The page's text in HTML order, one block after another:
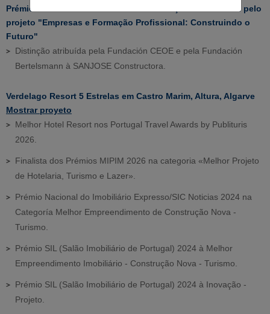
Prémio de Excelência no Ensino e Formação Profissional pelo
projeto "Empresas e Formação Profissional: Construindo o
Futuro"
Distinção atribuída pela Fundación CEOE e pela Fundación
Bertelsmann à SANJOSE Constructora.
Verdelago Resort 5 Estrelas em Castro Marim, Altura, Algarve
Mostrar proyeto
Melhor Hotel Resort nos Portugal Travel Awards by Publituris
2026.
Finalista dos Prémios MIPIM 2026 na categoria «Melhor Projeto
de Hotelaria, Turismo e Lazer».
Prémio Nacional do Imobiliário Expresso/SIC Noticias 2024 na
Categoría Melhor Empreendimento de Construção Nova -
Turismo.
Prémio SIL (Salão Imobiliário de Portugal) 2024 à Melhor
Empreendimento Imobiliário - Construção Nova - Turismo.
Prémio SIL (Salão Imobiliário de Portugal) 2024 à Inovação -
Projeto.